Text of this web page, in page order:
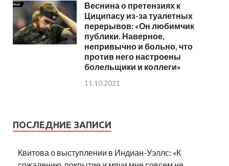
Веснина о претензиях к
Циципасу из-за туалетных
перерывов: «Он любимчик
публики. Наверное,
непривычно и больно, что
против него настроены
болельщики и коллеги»
11.10.2021
ПОСЛЕДНИЕ ЗАПИСИ
Квитова о выступлении в Индиан-Уэллс: «К